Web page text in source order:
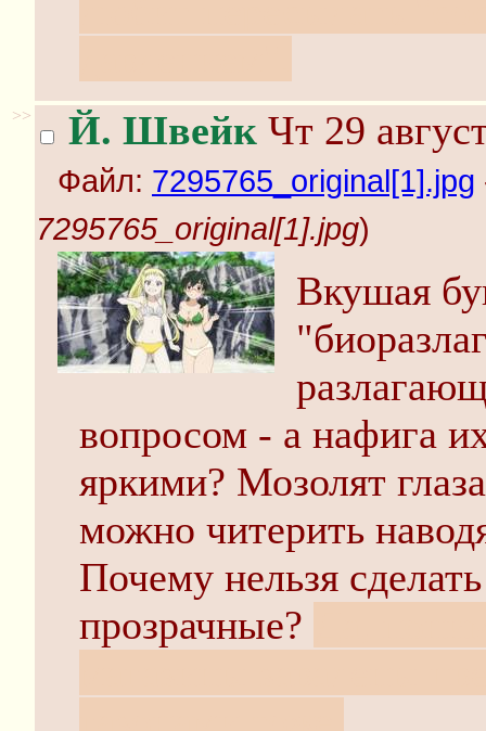
>> Й. Швейк Чт 29
Файл: 7295765_original[1].jpg
7295765_original[1].jpg)
Вкушая
вопросом - а нафига
яркими? Мозолят
можно читерить
Почему нельзя
прозрачные?